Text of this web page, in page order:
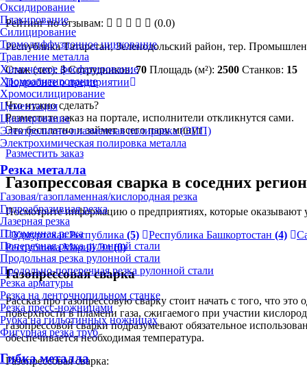
Оксидирование
Плакирование
Силицирование
Термодиффузионное цинкование
Травление металла
Химическое фосфатирование
Хромоалитирование
Хромосилицирование
Цементация
Цианирование
Электролитно-плазменная полировка (ЭПП)
Электрохимическая полировка металла
Резка металла
Газовая/газопламенная/кислородная резка
Гидроабразивная резка
Лазерная резка
Плазменная резка
Поперечная резка рулонной стали
Продольная резка рулонной стали
Продольно-поперечная резка рулонной стали
Резка арматуры
Резка на ленточнопильном станке
Резка пресс-ножницами
Рубка на гильотинных ножницах
Фигурная резка труб
Гибка металла
Рейтинг по отзывам:
(0.0)
Республика Татарстан, Зеленодольский район, тер.
Стаж (лет): 3 Сотрудников:70 Площадь (м²): 2500 Станков: 15
Подробнее о предприятии
Что нужно сделать?
Разместите заказ на портале, исполнители откликнутся сами.
Это бесплатно и займет всего пару минут
Разместить заказ
Газопрессовая сварка в соседних
Посмотрите информацию о предприятиях, которые оказывают
Удмуртская Республика (5) Республика Башкортостан (4)
Республика Марий Эл(0)
Газопрессовая сварка
Рассказ про газопрессовую сварку стоит начать с того, что
поверхности в пламени газа, сжигаемого при участии
газопрессовой сварки подразумевают обязательное
обеспечивается необходимая температура.
Газопрессовая сварка: